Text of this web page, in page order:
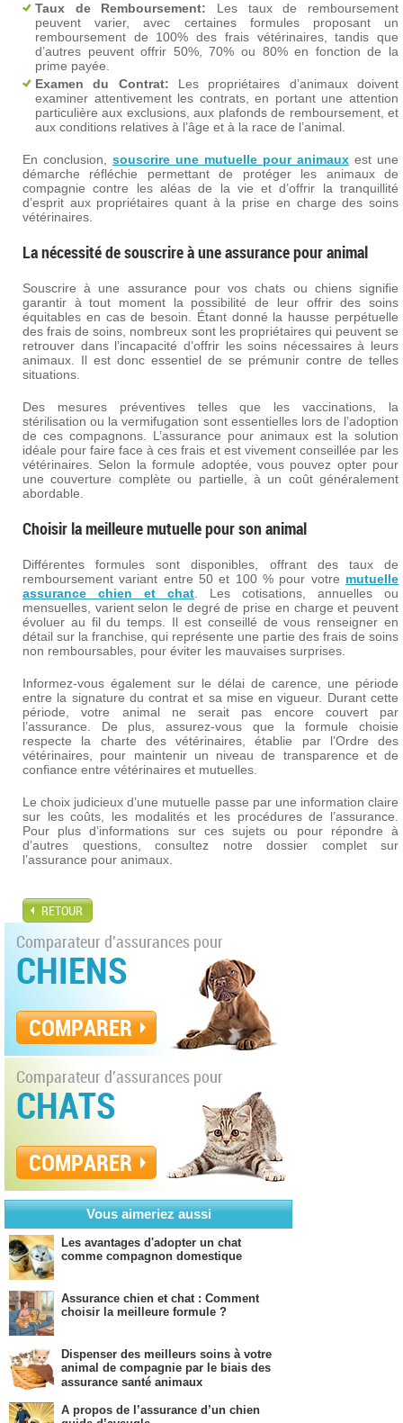
Taux de Remboursement: Les taux de remboursement
peuvent varier, avec certaines formules proposant un
remboursement de 100% des frais vétérinaires, tandis que
d’autres peuvent offrir 50%, 70% ou 80% en fonction de la
prime payée.
Examen du Contrat: Les propriétaires d’animaux doivent
examiner attentivement les contrats, en portant une attention
particulière aux exclusions, aux plafonds de remboursement, et
aux conditions relatives à l’âge et à la race de l’animal.
En conclusion, souscrire une mutuelle pour animaux est une
démarche réfléchie permettant de protéger les animaux de
compagnie contre les aléas de la vie et d’offrir la tranquillité
d’esprit aux propriétaires quant à la prise en charge des soins
vétérinaires.
La nécessité de souscrire à une assurance pour animal
Souscrire à une assurance pour vos chats ou chiens signifie
garantir à tout moment la possibilité de leur offrir des soins
équitables en cas de besoin. Étant donné la hausse perpétuelle
des frais de soins, nombreux sont les propriétaires qui peuvent se
retrouver dans l’incapacité d’offrir les soins nécessaires à leurs
animaux. Il est donc essentiel de se prémunir contre de telles
situations.
Des mesures préventives telles que les vaccinations, la
stérilisation ou la vermifugation sont essentielles lors de l’adoption
de ces compagnons. L’assurance pour animaux est la solution
idéale pour faire face à ces frais et est vivement conseillée par les
vétérinaires. Selon la formule adoptée, vous pouvez opter pour
une couverture complète ou partielle, à un coût généralement
abordable.
Choisir la meilleure mutuelle pour son animal
Différentes formules sont disponibles, offrant des taux de
remboursement variant entre 50 et 100 % pour votre mutuelle
assurance chien et chat . Les cotisations, annuelles ou
mensuelles, varient selon le degré de prise en charge et peuvent
évoluer au fil du temps. Il est conseillé de vous renseigner en
détail sur la franchise, qui représente une partie des frais de soins
non remboursables, pour éviter les mauvaises surprises.
Informez-vous également sur le délai de carence, une période
entre la signature du contrat et sa mise en vigueur. Durant cette
période, votre animal ne serait pas encore couvert par
l’assurance. De plus, assurez-vous que la formule choisie
respecte la charte des vétérinaires, établie par l’Ordre des
vétérinaires, pour maintenir un niveau de transparence et de
confiance entre vétérinaires et mutuelles.
Le choix judicieux d’une mutuelle passe par une information claire
sur les coûts, les modalités et les procédures de l’assurance.
Pour plus d’informations sur ces sujets ou pour répondre à
d’autres questions, consultez notre dossier complet sur
l’assurance pour animaux.
RETOUR
Comparateur d'assurances pour
CHIENS
COMPARER
Comparateur d'assurances pour
CHATS
COMPARER
Vous aimeriez aussi
Les avantages d'adopter un chat
comme compagnon domestique
Assurance chien et chat : Comment
choisir la meilleure formule ?
Dispenser des meilleurs soins à votre
animal de compagnie par le biais des
assurance santé animaux
A propos de l’assurance d’un chien